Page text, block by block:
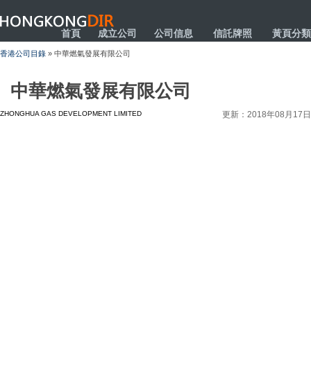
HONGKONGDIR
首頁 成立公司 公司信息 信託牌照 黃頁分類
香港公司目錄 » 中華燃氣發展有限公司
中華燃氣發展有限公司
ZHONGHUA GAS DEVELOPMENT LIMITED 更新：2018年08月17日